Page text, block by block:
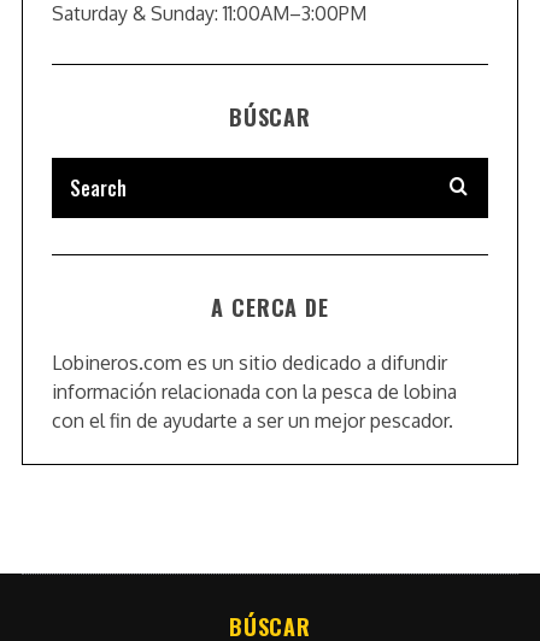
Saturday & Sunday: 11:00AM–3:00PM
BÚSCAR
A CERCA DE
Lobineros.com es un sitio dedicado a difundir
información relacionada con la pesca de lobina
con el fin de ayudarte a ser un mejor pescador.
BÚSCAR